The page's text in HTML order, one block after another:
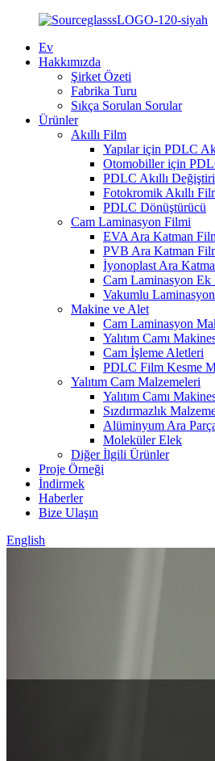
Ev
Hakkımızda
Şirket Özeti
Fabrika Turu
Sıkça Sorulan Sorular
Ürünler
Akıllı Film
Yapılar için PDLC
Otomobiller için
PDLC Akıllı
Fotokromik Akıllı
PDLC Dönüştürücü
Cam Laminasyon Filmi
EVA Ara Katman
PVB Ara Katman
İyonoplast Ara
Cam Laminasyon Ek
Vakumlu Laminasyon
Makine ve Alet
Cam Laminasyon
Yalıtım Camı
Cam İşleme Aletleri
PDLC Film Kesme
Yalıtım Cam Malzemeleri
Yalıtım Camı
Sızdırmazlık
Alüminyum Ara
Moleküler Elek
Diğer İlgili Ürünler
Proje Örneği
İndirmek
Haberler
Bize Ulaşın
English